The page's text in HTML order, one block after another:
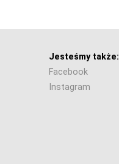
Jesteśmy także:
Facebook
Instagram